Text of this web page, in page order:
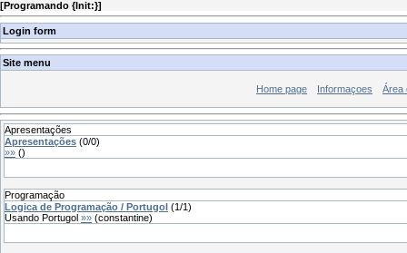
[Programando {Init:}]
Login form
Site menu
Home page Informaçoes Área
Apresentações
Apresentações (0/0)
»» ()
Programação
Logica de Programação / Portugol (1/1)
Usando Portugol »» (constantine)